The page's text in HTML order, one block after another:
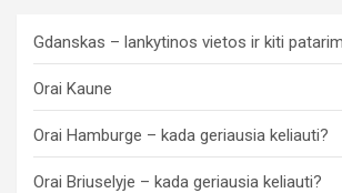
Gdanskas – lankytinos vietos ir kiti
Orai Kaune
Orai Hamburge – kada geriausia keliauti?
Orai Briuselyje – kada geriausia keliauti?